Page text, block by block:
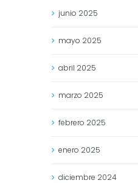
junio 2025
mayo 2025
abril 2025
marzo 2025
febrero 2025
enero 2025
diciembre 2024